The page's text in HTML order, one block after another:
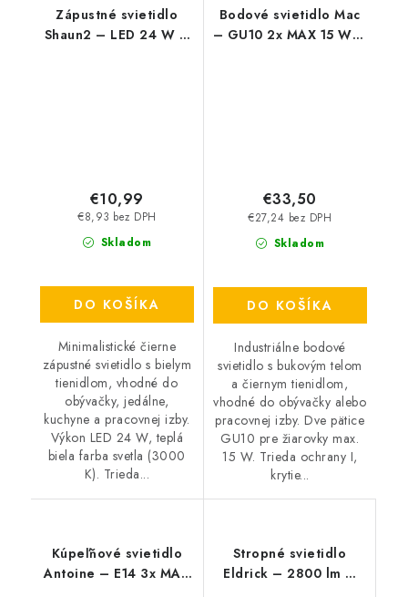
Zápustné svietidlo
Shaun2 – LED 24 W –
Skladom
€8,93 bez DPH
€10,99
DO KOŠÍKA
Minimalistické čierne
zápustné svietidlo s bielym
tienidlom, vhodné do
obývačky, jedálne,
kuchyne a pracovnej izby.
Výkon LED 24 W, teplá
biela farba svetla (3000
K). Trieda...
Bodové svietidlo Mac
– GU10 2x MAX 15 W –
Skladom
€27,24 bez DPH
€33,50
DO KOŠÍKA
Industriálne bodové
svietidlo s bukovým telom
a čiernym tienidlom,
vhodné do obývačky alebo
pracovnej izby. Dve pätice
GU10 pre žiarovky max.
15 W. Trieda ochrany I,
krytie...
Kúpeľňové svietidlo
Antoine – E14 3x MAX
Stropné svietidlo
Eldrick – 2800 lm –